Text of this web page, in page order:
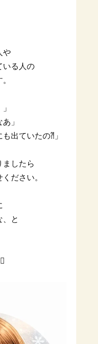
や
いる人の
」
出ていたの⁈」
ましたら
ださい。
、と